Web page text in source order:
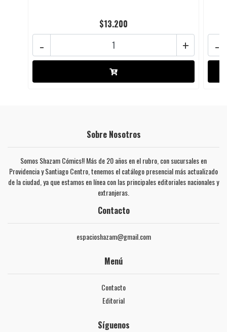
$13.200
+
- -
Sobre Nosotros
Somos Shazam Cómics!! Más de 20 años en el rubro, con sucursales en
Providencia y Santiago Centro, tenemos el catálogo presencial más actualizado
de la ciudad, ya que estamos en línea con las principales editoriales nacionales y
extranjeras.
Contacto
espacioshazam@gmail.com
Menú
Contacto
Editorial
Síguenos